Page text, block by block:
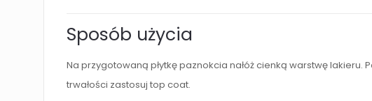
Sposób użycia
Na przygotowaną płytkę paznokcia nałóż cienką warstwę
trwałości zastosuj top coat.